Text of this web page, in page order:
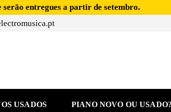
entregues a partir de setembro.
USADOS PIANO NOVO OU USADO?